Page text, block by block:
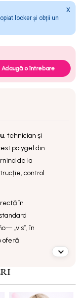
locker și obții un
X
Adaugă o întrebare
, tehnician și
polygel din
de la
control
în
— „vis”, în
oferă